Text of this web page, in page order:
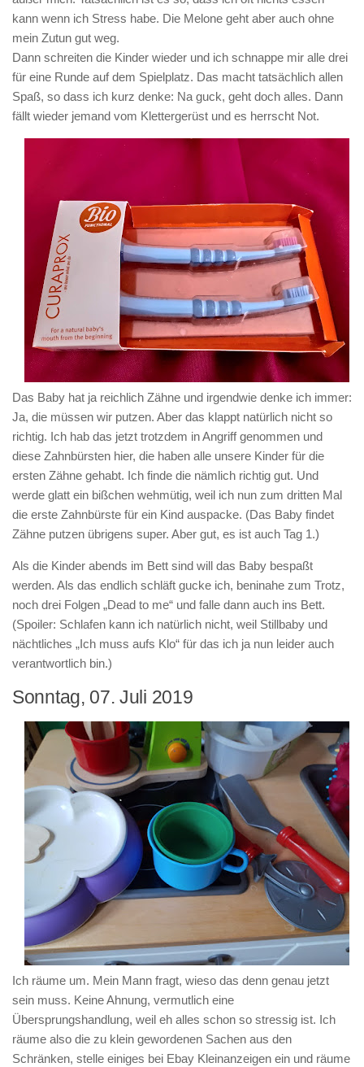
kann wenn ich Stress habe. Die Melone geht aber auch ohne
mein Zutun gut weg.
Dann schreiten die Kinder wieder und ich schnappe mir alle drei
für eine Runde auf dem Spielplatz. Das macht tatsächlich allen
Spaß, so dass ich kurz denke: Na guck, geht doch alles. Dann
fällt wieder jemand vom Klettergerüst und es herrscht Not.
Das Baby hat ja reichlich Zähne und irgendwie denke ich immer:
Ja, die müssen wir putzen. Aber das klappt natürlich nicht so
richtig. Ich hab das jetzt trotzdem in Angriff genommen und
diese Zahnbürsten hier, die haben alle unsere Kinder für die
ersten Zähne gehabt. Ich finde die nämlich richtig gut. Und
werde glatt ein bißchen wehmütig, weil ich nun zum dritten Mal
die erste Zahnbürste für ein Kind auspacke. (Das Baby findet
Zähne putzen übrigens super. Aber gut, es ist auch Tag 1.)
Als die Kinder abends im Bett sind will das Baby bespaßt
werden. Als das endlich schläft gucke ich, beninahe zum Trotz,
noch drei Folgen „Dead to me“ und falle dann auch ins Bett.
(Spoiler: Schlafen kann ich natürlich nicht, weil Stillbaby und
nächtliches „Ich muss aufs Klo“ für das ich ja nun leider auch
verantwortlich bin.)
Sonntag, 07. Juli 2019
Ich räume um. Mein Mann fragt, wieso das denn genau jetzt
sein muss. Keine Ahnung, vermutlich eine
Übersprungshandlung, weil eh alles schon so stressig ist. Ich
räume also die zu klein gewordenen Sachen aus den
Schränken, stelle einiges bei Ebay Kleinanzeigen ein und räume